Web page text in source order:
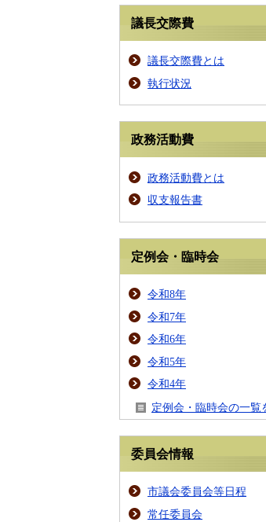
議長交際費
議長交際費とは
執行状況
政務活動費
政務活動費とは
収支報告書
定例会・臨時会
令和8年
令和7年
令和6年
令和5年
令和4年
定例会・臨時会の一覧
委員会情報
市議会委員会等日程
常任委員会